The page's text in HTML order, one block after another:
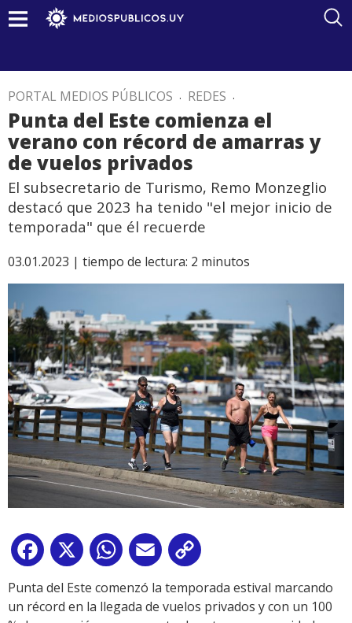
PORTAL MEDIOS PÚBLICOS . REDES .
Punta del Este comienza el
verano con récord de amarras y
de vuelos privados
El subsecretario de Turismo, Remo Monzeglio
destacó que 2023 ha tenido "el mejor inicio de
temporada" que él recuerde
03.01.2023 | tiempo de lectura: 2 minutos
Facebook
X WhatsApp
Email
Link
Punta del Este comenzó la temporada estival marcando
un récord en la llegada de vuelos privados y con un 100